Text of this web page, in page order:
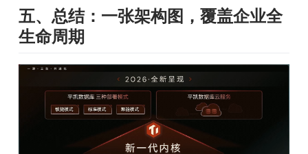
五、总结：一张架构图，覆盖企业全
生命周期